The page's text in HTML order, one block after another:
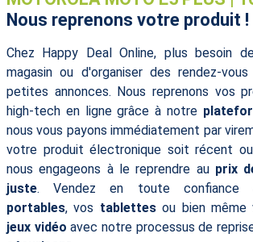
Nous reprenons votre produit !
Chez Happy Deal Online, plus besoin
magasin ou d'organiser des rendez-
petites annonces. Nous reprenons vos
high-tech en ligne grâce à notre
nous vous payons immédiatement par
votre produit électronique soit récent ou
nous engageons à le reprendre au prix
juste. Vendez en toute confiance
portables, vos tablettesou bien même
jeux vidéo avec notre processus de